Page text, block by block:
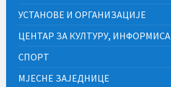
УСТАНОВЕ И ОРГАНИЗАЦИЈЕ
ЦЕНТАР ЗА КУЛТУРУ,
СПОРТ
МЈЕСНЕ ЗАЈЕДНИЦЕ